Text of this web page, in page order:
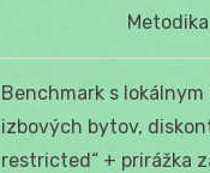
Metodika
Benchmark s lokálnym
izbových bytov,
restricted“ + prirážka